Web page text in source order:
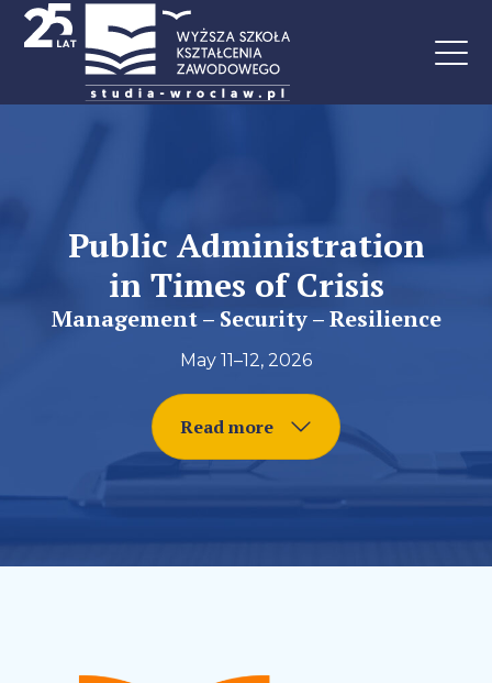
Public Administration
in Times of Crisis
Management – Security – Resilience
May 11–12, 2026
Read more